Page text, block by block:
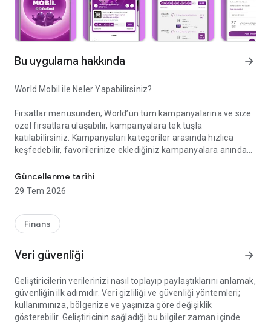
Bu uygulama hakkında arrow_forward
World Mobil ile Neler Yapabilirsiniz?
Fırsatlar menüsünden; World’ün tüm kampanyalarına ve size
özel fırsatlara ulaşabilir, kampanyalara tek tuşla
katılabilirsiniz. Kampanyaları kategoriler arasında hızlıca
keşfedebilir, favorilerinize eklediğiniz kampanyalara anında
aradığınız kampanyayı kolayca bulabilir, kampanya
katılımlarınızı, kazanım süreçlerinizi ve elde ettiğiniz puan ile
Kazandıklarım menüsünden; Kredi kartlarınız, TLcard’larınız
kazandığınız puan ve indirimleri görüntüleyebilir, harcadığınız
World Pay menüsünden; QR Kod ile Öde özelliği sayesinde
kart veya hesabınızdan zahmetsizce ödeme yapabilirsiniz.
Güncellenme tarihi
29 Tem 2026
Finans
Veri güvenliği arrow_forward
Geliştiricilerin verilerinizi nasıl toplayıp paylaştıklarını anlamak,
güvenliğin ilk adımıdır. Veri gizliliği ve güvenliği yöntemleri;
kullanımınıza, bölgenize ve yaşınıza göre değişiklik
gösterebilir. Geliştiricinin sağladığı bu bilgiler zaman içinde